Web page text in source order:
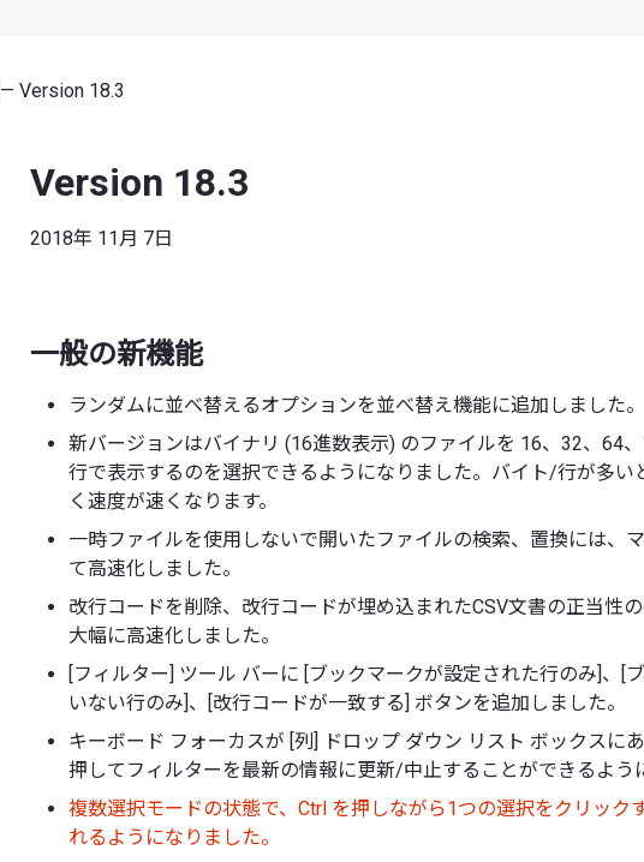
— Version 18.3
Version 18.3
2018年 11月 7日
一般の新機能
ランダムに並べ替えるオプションを並べ替え機能に追加しました。
新バージョンはバイナリ (16進数表示) のファイルを 16、32、64
行で表示するのを選択できるようになりました。バイト/行が多い
く速度が速くなります。
一時ファイルを使用しないで開いたファイルの検索、置換には、
て高速化しました。
改行コードを削除、改行コードが埋め込まれたCSV文書の正当性
大幅に高速化しました。
[フィルター] ツール バーに [ブックマークが設定された行のみ]、[
いない行のみ]、[改行コードが一致する] ボタンを追加しました。
キーボード フォーカスが [列] ドロップ ダウン リスト ボックスに
押してフィルターを最新の情報に更新/中止することができるよう
複数選択モードの状態で、Ctrl を押しながら1つの選択をクリック
れるようになりました。